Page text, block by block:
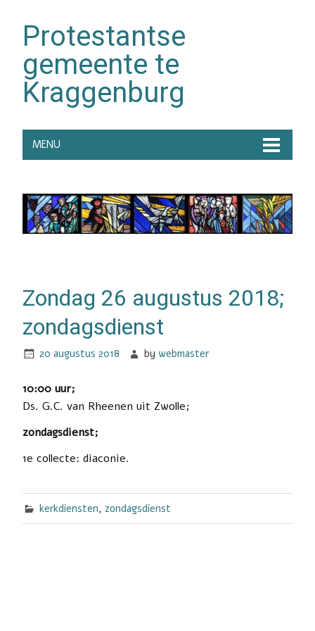
Protestantse
gemeente te
Kraggenburg
MENU
Zondag 26 augustus 2018;
zondagsdienst
20 augustus 2018 bywebmaster
10:00 uur;
Ds. G.C. van Rheenen uit Zwolle;
zondagsdienst;
1e collecte: diaconie.
kerkdiensten, zondagsdienst